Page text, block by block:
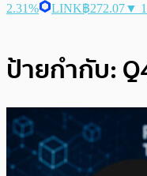
2.31%
LINK฿272.07▼
ป้ายกำกับ: